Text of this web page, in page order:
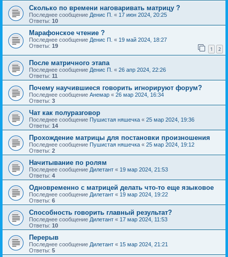
Сколько по времени наговаривать матрицу ?
Последнее сообщение Денис П. « 17 июн 2024, 20:25
Ответы: 10
Марафонское чтение ?
Последнее сообщение Денис П. « 19 май 2024, 18:27
Ответы: 19 1 2
После матричного этапа
Последнее сообщение Денис П. « 26 апр 2024, 22:26
Ответы: 11
Почему научившиеся говорить игнорируют форум?
Последнее сообщение Анемар « 26 мар 2024, 16:34
Ответы: 3
Чат как полуразговор
Последнее сообщение Пушистая няшечка « 25 мар 2024, 19:36
Ответы: 14
Прохождение матрицы для постановки произношения
Последнее сообщение Пушистая няшечка « 25 мар 2024, 19:12
Ответы: 2
Начитывание по ролям
Последнее сообщение Дилетант « 19 мар 2024, 21:53
Ответы: 4
Одновременно с матрицей делать что-то еще языковое
Последнее сообщение Дилетант « 19 мар 2024, 19:22
Ответы: 6
Способность говорить главный результат?
Последнее сообщение Дилетант « 17 мар 2024, 11:53
Ответы: 10
Перерыв
Последнее сообщение Дилетант « 15 мар 2024, 21:21
Ответы: 5